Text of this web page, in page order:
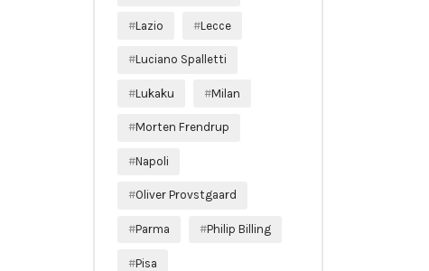
Lazio Lecce
Luciano Spalletti
Lukaku Milan
Morten Frendrup
Napoli
Oliver Provstgaard
Parma Philip Billing
Pisa